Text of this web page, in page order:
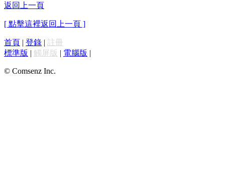
返回上一頁
[ 點擊這裡返回上一頁 ]
首頁 | 登錄 | 註冊
標準版 | 觸屏版 | 電腦版 |
© Comsenz Inc.